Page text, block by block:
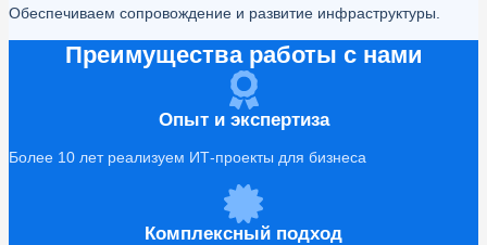
Обеспечиваем сопровождение и развитие инфраструктуры.
Преимущества работы с нами
Опыт и экспертиза
Более 10 лет реализуем ИТ‑проекты для бизнеса
Комплексный подход